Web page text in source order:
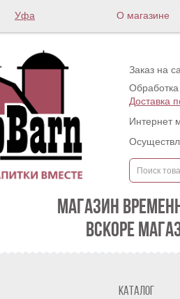
Уфа О магазине
Заказ на
Обработка
Доставка
Интернет
МАГАЗИН
ВСКОРЕ
Каталог